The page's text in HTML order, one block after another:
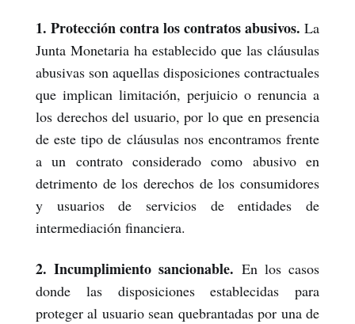
1. Protección contra los contratos abusivos. La
Junta Monetaria ha establecido que las cláusulas
abusivas son aquellas disposiciones contractuales
que implican limitación, perjuicio o renuncia a
los derechos del usuario, por lo que en presencia
de este tipo de cláusulas nos encontramos frente
a un contrato considerado como abusivo en
detrimento de los derechos de los consumidores
y usuarios de servicios de entidades de
intermediación financiera.
2. Incumplimiento sancionable. En los casos
donde las disposiciones establecidas para
proteger al usuario sean quebrantadas por una de